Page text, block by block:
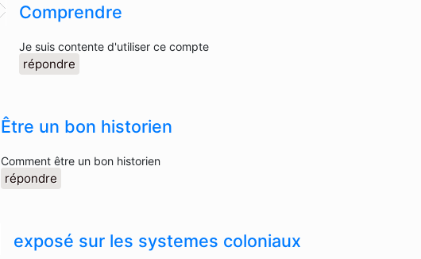
Comprendre
Je suis contente d'utiliser ce compte
répondre
Être un bon historien
Comment être un bon historien
répondre
exposé sur les systemes coloniaux